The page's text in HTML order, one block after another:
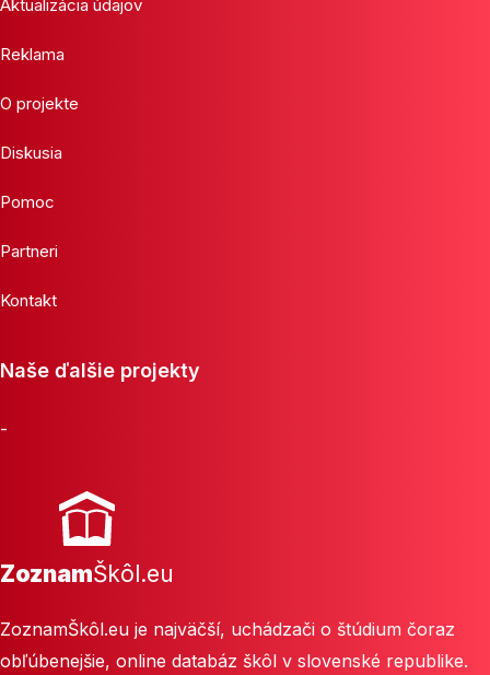
Aktualizácia údajov
Reklama
O projekte
Diskusia
Pomoc
Partneri
Kontakt
Naše ďalšie projekty
-
ZoznamŠkôl.eu
ZoznamŠkôl.eu je najväčší, uchádzači o štúdium čoraz
obľúbenejšie, online databáz škôl v slovenské republike.